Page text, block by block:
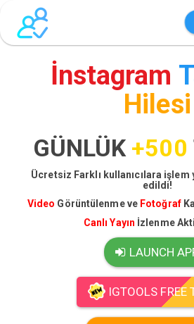
İnstagram
Hilesi
GÜNLÜK +500
Ücretsiz Farklı kullanıcılara
edildi!
Video Görüntülenme ve Fotoğraf
Canlı Yayın İzlenme
LAUNCH
IGTOOLS FREE